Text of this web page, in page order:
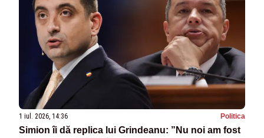
1 iul. 2026, 14:36 Politica
Simion îi dă replica lui Grindeanu: ”Nu noi am fost